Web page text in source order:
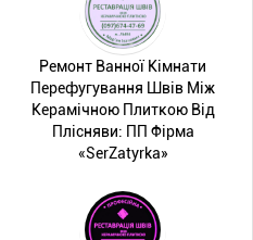
Ремонт Ванної Кімнати
Перефугування Швів Між
Керамічною Плиткою Від
Плісняви: ПП Фірма
«SerZatyrka»